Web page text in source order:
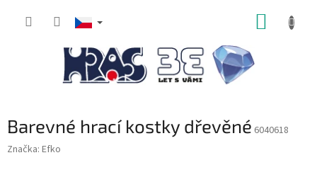
Barevné hrací kostky dřevěné 6040618
Značka: Efko